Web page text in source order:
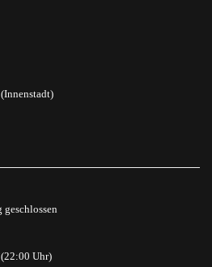
Uhr)